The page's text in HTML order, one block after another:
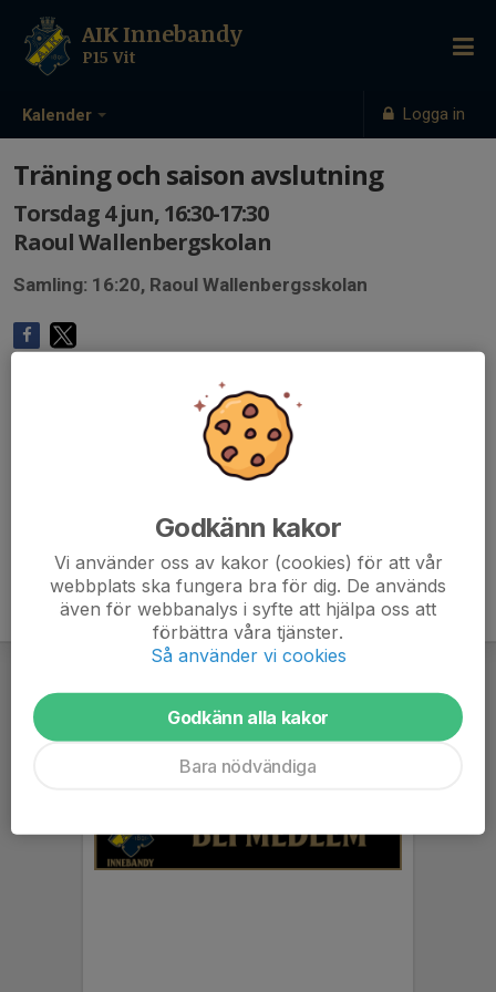
Kalender Logga in
AIK Innebandy
P15 Vit
Träning och saison avslutning
Torsdag 4 jun, 16:30-17:30
Raoul Wallenbergskolan
Samling: 16:20, Raoul Wallenbergsskolan
Godkänn kakor
Vi använder oss av kakor (cookies) för att vår
webbplats ska fungera bra för dig. De används
även för webbanalys i syfte att hjälpa oss att
förbättra våra tjänster.
Så använder vi cookies
Godkänn alla kakor
Bara nödvändiga